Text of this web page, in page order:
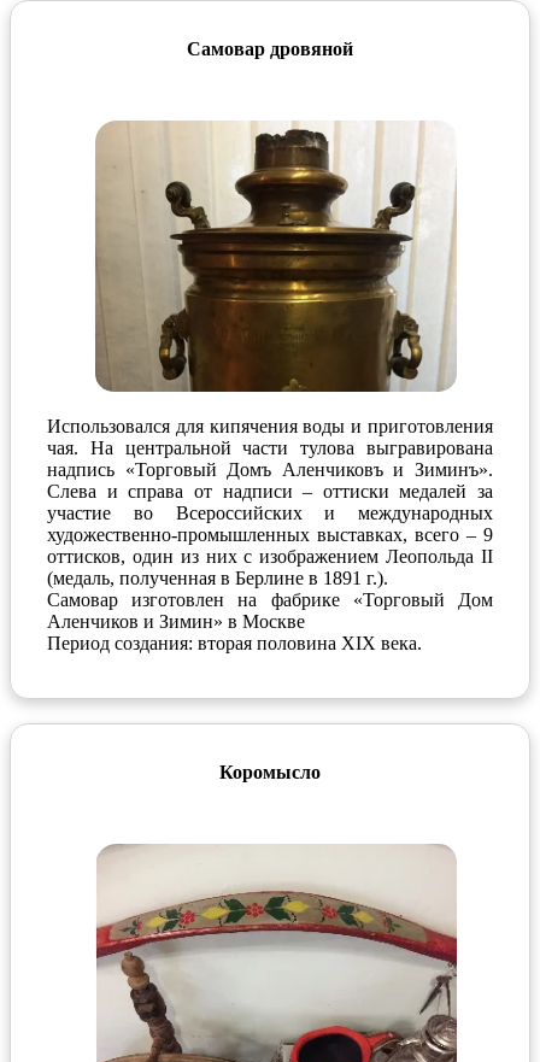
Самовар дровяной
Использовался для кипячения воды и приготовления
чая. На центральной части тулова выгравирована
надпись «Торговый Домъ Аленчиковъ и Зиминъ».
Слева и справа от надписи – оттиски медалей за
участие во Всероссийских и международных
художественно-промышленных выставках, всего – 9
оттисков, один из них с изображением Леопольда II
(медаль, полученная в Берлине в 1891 г.).
Самовар изготовлен на фабрике «Торговый Дом
Аленчиков и Зимин» в Москве
Период создания: вторая половина ХIХ века.
Коромысло